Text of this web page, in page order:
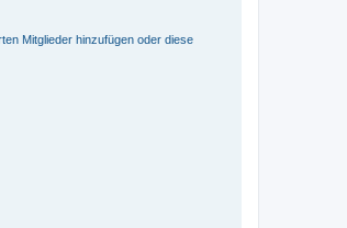
Mitglieder hinzufügen oder diese